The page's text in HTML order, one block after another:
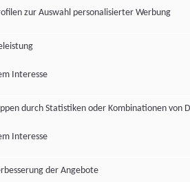
mit Ihrer Zustimmung zur
Webanalyse und Werbemaßnahmen.
hat seinen Preis.
PUR für 33,99€ pro Monat
zur Auswahl personalisierter Werbung
Interesse
durch Statistiken oder Kombinationen von
Interesse
der Angebote